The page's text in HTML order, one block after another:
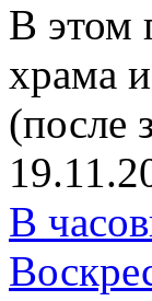
В этом
храма
(после
В